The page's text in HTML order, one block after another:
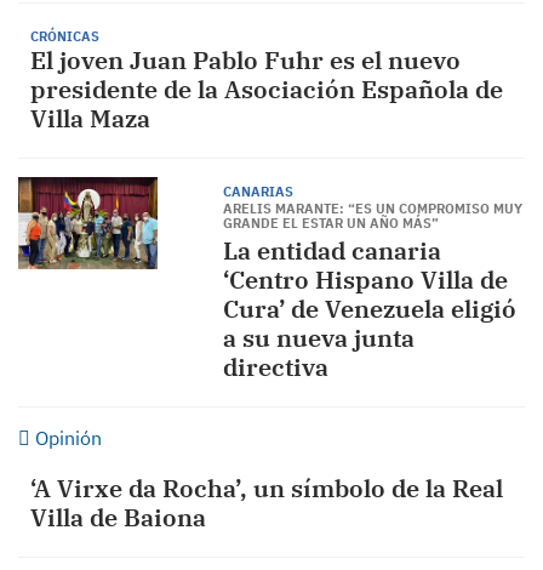
CRÓNICAS
El joven Juan Pablo Fuhr es el nuevo
presidente de la Asociación Española de
Villa Maza
CANARIAS
ARELIS MARANTE: “ES UN COMPROMISO MUY
GRANDE EL ESTAR UN AÑO MÁS”
La entidad canaria
‘Centro Hispano Villa de
Cura’ de Venezuela eligió
a su nueva junta
directiva
Opinión
‘A Virxe da Rocha’, un símbolo de la Real
Villa de Baiona